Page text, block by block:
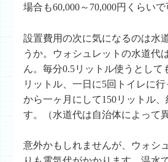
場合も60,000～70,000円くらいで
設置費用の次に気になるのは水
うか。ウォシュレットの水道代
ん。毎分0.5リットル使うとして
リットル、一日に5回トイレに
から一ヶ月にして150リットル
す。（水道代は自治体によって
意外かもしれませんが、ウォシ